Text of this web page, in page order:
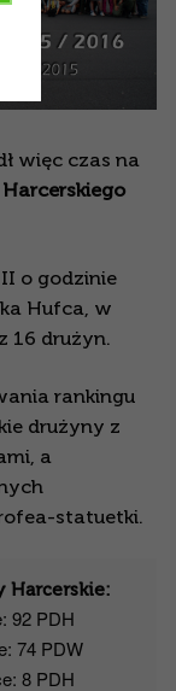
więc czas na
Harcerskiego
o godzinie
Hufca, w
16 drużyn.
rankingu
drużyny z
a
statuetki.
Harcerskie:
92 PDH
74 PDW
8 PDH